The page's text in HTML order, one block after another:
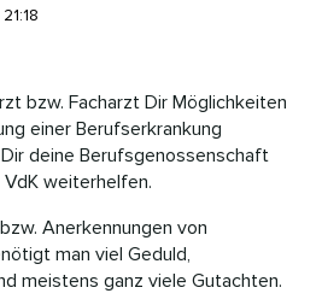
bzw. Facharzt Dir Möglichkeiten
einer Berufserkrankung
deine Berufsgenossenschaft
weiterhelfen.
Anerkennungen von
man viel Geduld,
meistens ganz viele Gutachten.